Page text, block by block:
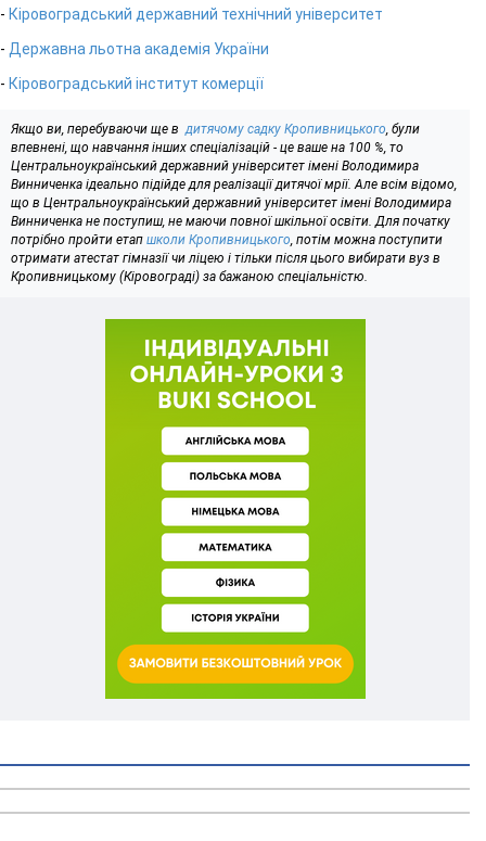
- Кіровоградський державний технічний університет
- Державна льотна академія України
- Кіровоградський інститут комерції
Якщо ви, перебуваючи ще в дитячому садку Кропивницького , були
впевнені, що навчання інших спеціалізацій - це ваше на 100 %, то
Центральноукраїнський державний університет імені Володимира
Винниченка ідеально підійде для реалізації дитячої мрії. Але всім відомо,
що в Центральноукраїнський державний університет імені Володимира
Винниченка не поступиш, не маючи повної шкільної освіти. Для початку
потрібно пройти етап школи Кропивницького , потім можна поступити
отримати атестат гімназії чи ліцею і тільки після цього вибирати вуз в
Кропивницькому (Кіровограді) за бажаною спеціальністю.